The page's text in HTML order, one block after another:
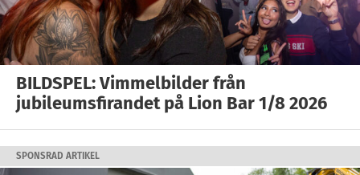
BILDSPEL: Vimmelbilder från
jubileumsfirandet på Lion Bar 1/8 2026
SPONSRAD ARTIKEL